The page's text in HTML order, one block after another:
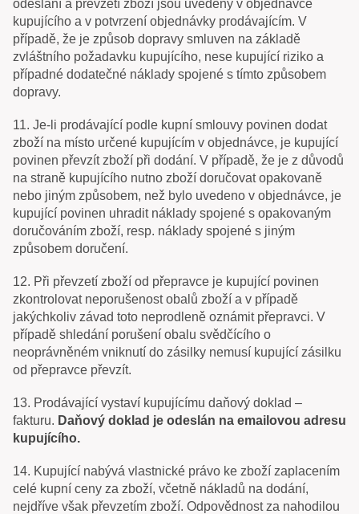
odeslání a převzetí zboží jsou uvedeny v objednávce
kupujícího a v potvrzení objednávky prodávajícím. V
případě, že je způsob dopravy smluven na základě
zvláštního požadavku kupujícího, nese kupující riziko a
případné dodatečné náklady spojené s tímto způsobem
dopravy.
11. Je-li prodávající podle kupní smlouvy povinen dodat
zboží na místo určené kupujícím v objednávce, je kupující
povinen převzít zboží při dodání. V případě, že je z důvodů
na straně kupujícího nutno zboží doručovat opakovaně
nebo jiným způsobem, než bylo uvedeno v objednávce, je
kupující povinen uhradit náklady spojené s opakovaným
doručováním zboží, resp. náklady spojené s jiným
způsobem doručení.
12. Při převzetí zboží od přepravce je kupující povinen
zkontrolovat neporušenost obalů zboží a v případě
jakýchkoliv závad toto neprodleně oznámit přepravci. V
případě shledání porušení obalu svědčícího o
neoprávněném vniknutí do zásilky nemusí kupující zásilku
od přepravce převzít.
13. Prodávající vystaví kupujícímu daňový doklad –
fakturu. Daňový doklad je odeslán na emailovou adresu
kupujícího.
14. Kupující nabývá vlastnické právo ke zboží zaplacením
celé kupní ceny za zboží, včetně nákladů na dodání,
nejdříve však převzetím zboží. Odpovědnost za nahodilou